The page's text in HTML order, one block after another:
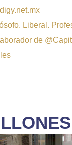
Liberal.
de